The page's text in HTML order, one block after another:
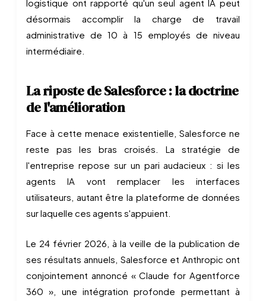
logistique ont rapporté qu'un seul agent IA peut
désormais accomplir la charge de travail
administrative de 10 à 15 employés de niveau
intermédiaire.
La riposte de Salesforce : la doctrine
de l'amélioration
Face à cette menace existentielle, Salesforce ne
reste pas les bras croisés. La stratégie de
l'entreprise repose sur un pari audacieux : si les
agents IA vont remplacer les interfaces
utilisateurs, autant être la plateforme de données
sur laquelle ces agents s'appuient.
Le 24 février 2026, à la veille de la publication de
ses résultats annuels, Salesforce et Anthropic ont
conjointement annoncé « Claude for Agentforce
360 », une intégration profonde permettant à